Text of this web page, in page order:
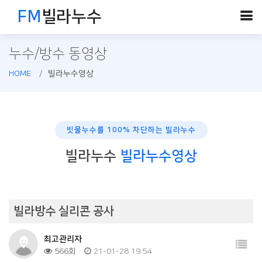
FM 빌라누수
누수/방수 동영상
HOME 빌라누수영상
빗물누수를 100% 차단하는 빌라누수
빌라누수 빌라누수영상
빌라방수 실리콘 공사
최고관리자
566회
21-01-28 19:54